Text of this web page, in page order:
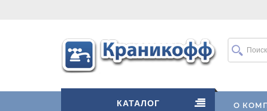
КАТАЛОГ О